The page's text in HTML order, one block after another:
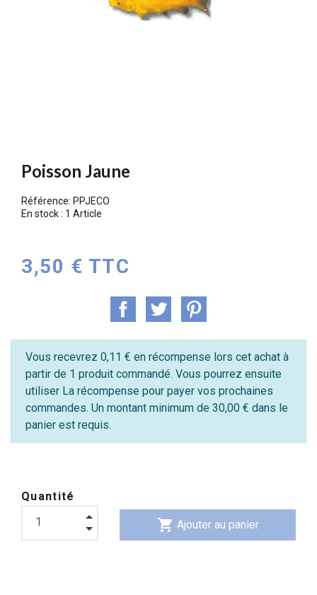
Poisson Jaune
Référence: PPJECO
En stock : 1 Article
3,50 € TTC
Vous recevrez 0,11 € en récompense lors cet achat à
partir de 1 produit commandé. Vous pourrez ensuite
utiliser La récompense pour payer vos prochaines
commandes. Un montant minimum de 30,00 € dans le
panier est requis.
Quantité
shopping_cart Ajouter au panier